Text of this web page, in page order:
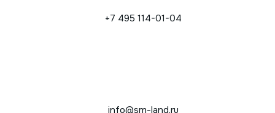
+7 495 114-01-04
info@sm-land.ru